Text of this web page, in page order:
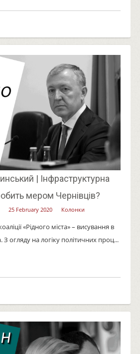
| Інфраструктурна
мером Чернівців?
25 February 2020 Колонки
«Рідного міста» – висування в
З огляду на логіку політичних проц...